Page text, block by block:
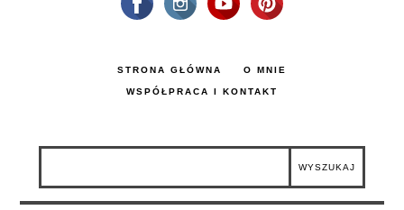
STRONA GŁÓWNA O MNIE
WSPÓŁPRACA I KONTAKT